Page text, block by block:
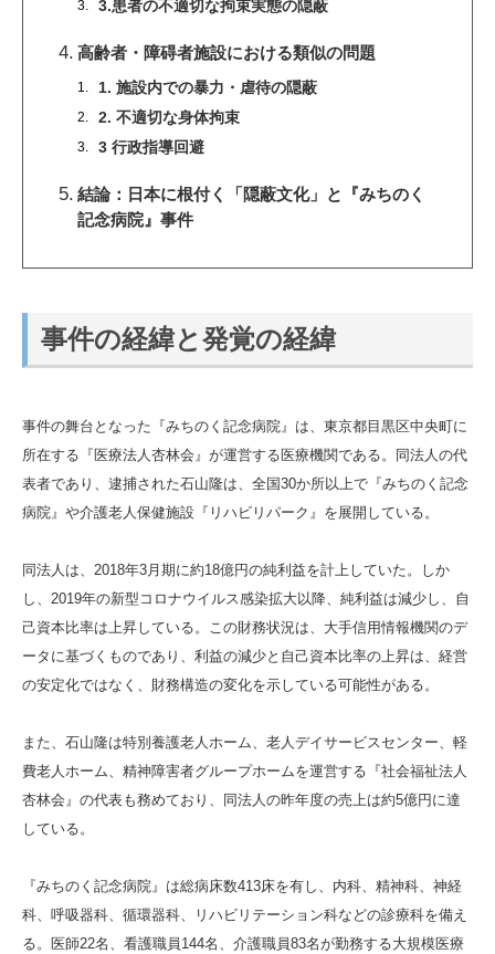
3.患者の不適切な拘束実態の隠蔽
高齢者・障碍者施設における類似の問題
1. 施設内での暴力・虐待の隠蔽
2. 不適切な身体拘束
3 行政指導回避
結論：日本に根付く「隠蔽文化」と『みちのく
記念病院』事件
事件の経緯と発覚の経緯
事件の舞台となった『みちのく記念病院』は、東京都目黒区中央町に
所在する『医療法人杏林会』が運営する医療機関である。同法人の代
表者であり、逮捕された石山隆は、全国30か所以上で『みちのく記念
病院』や介護老人保健施設『リハビリパーク』を展開している。
同法人は、2018年3月期に約18億円の純利益を計上していた。しか
し、2019年の新型コロナウイルス感染拡大以降、純利益は減少し、自
己資本比率は上昇している。この財務状況は、大手信用情報機関のデ
ータに基づくものであり、利益の減少と自己資本比率の上昇は、経営
の安定化ではなく、財務構造の変化を示している可能性がある。
また、石山隆は特別養護老人ホーム、老人デイサービスセンター、軽
費老人ホーム、精神障害者グループホームを運営する『社会福祉法人
杏林会』の代表も務めており、同法人の昨年度の売上は約5億円に達
している。
『みちのく記念病院』は総病床数413床を有し、内科、精神科、神経
科、呼吸器科、循環器科、リハビリテーション科などの診療科を備え
る。医師22名、看護職員144名、介護職員83名が勤務する大規模医療